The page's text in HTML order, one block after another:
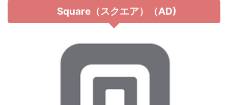
Square（スクエア）（AD)